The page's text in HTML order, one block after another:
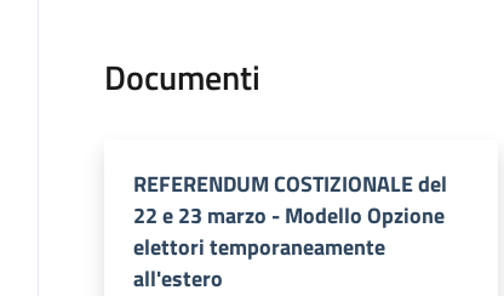
Documenti
REFERENDUM COSTIZIONALE del
22 e 23 marzo - Modello Opzione
elettori temporaneamente
all'estero